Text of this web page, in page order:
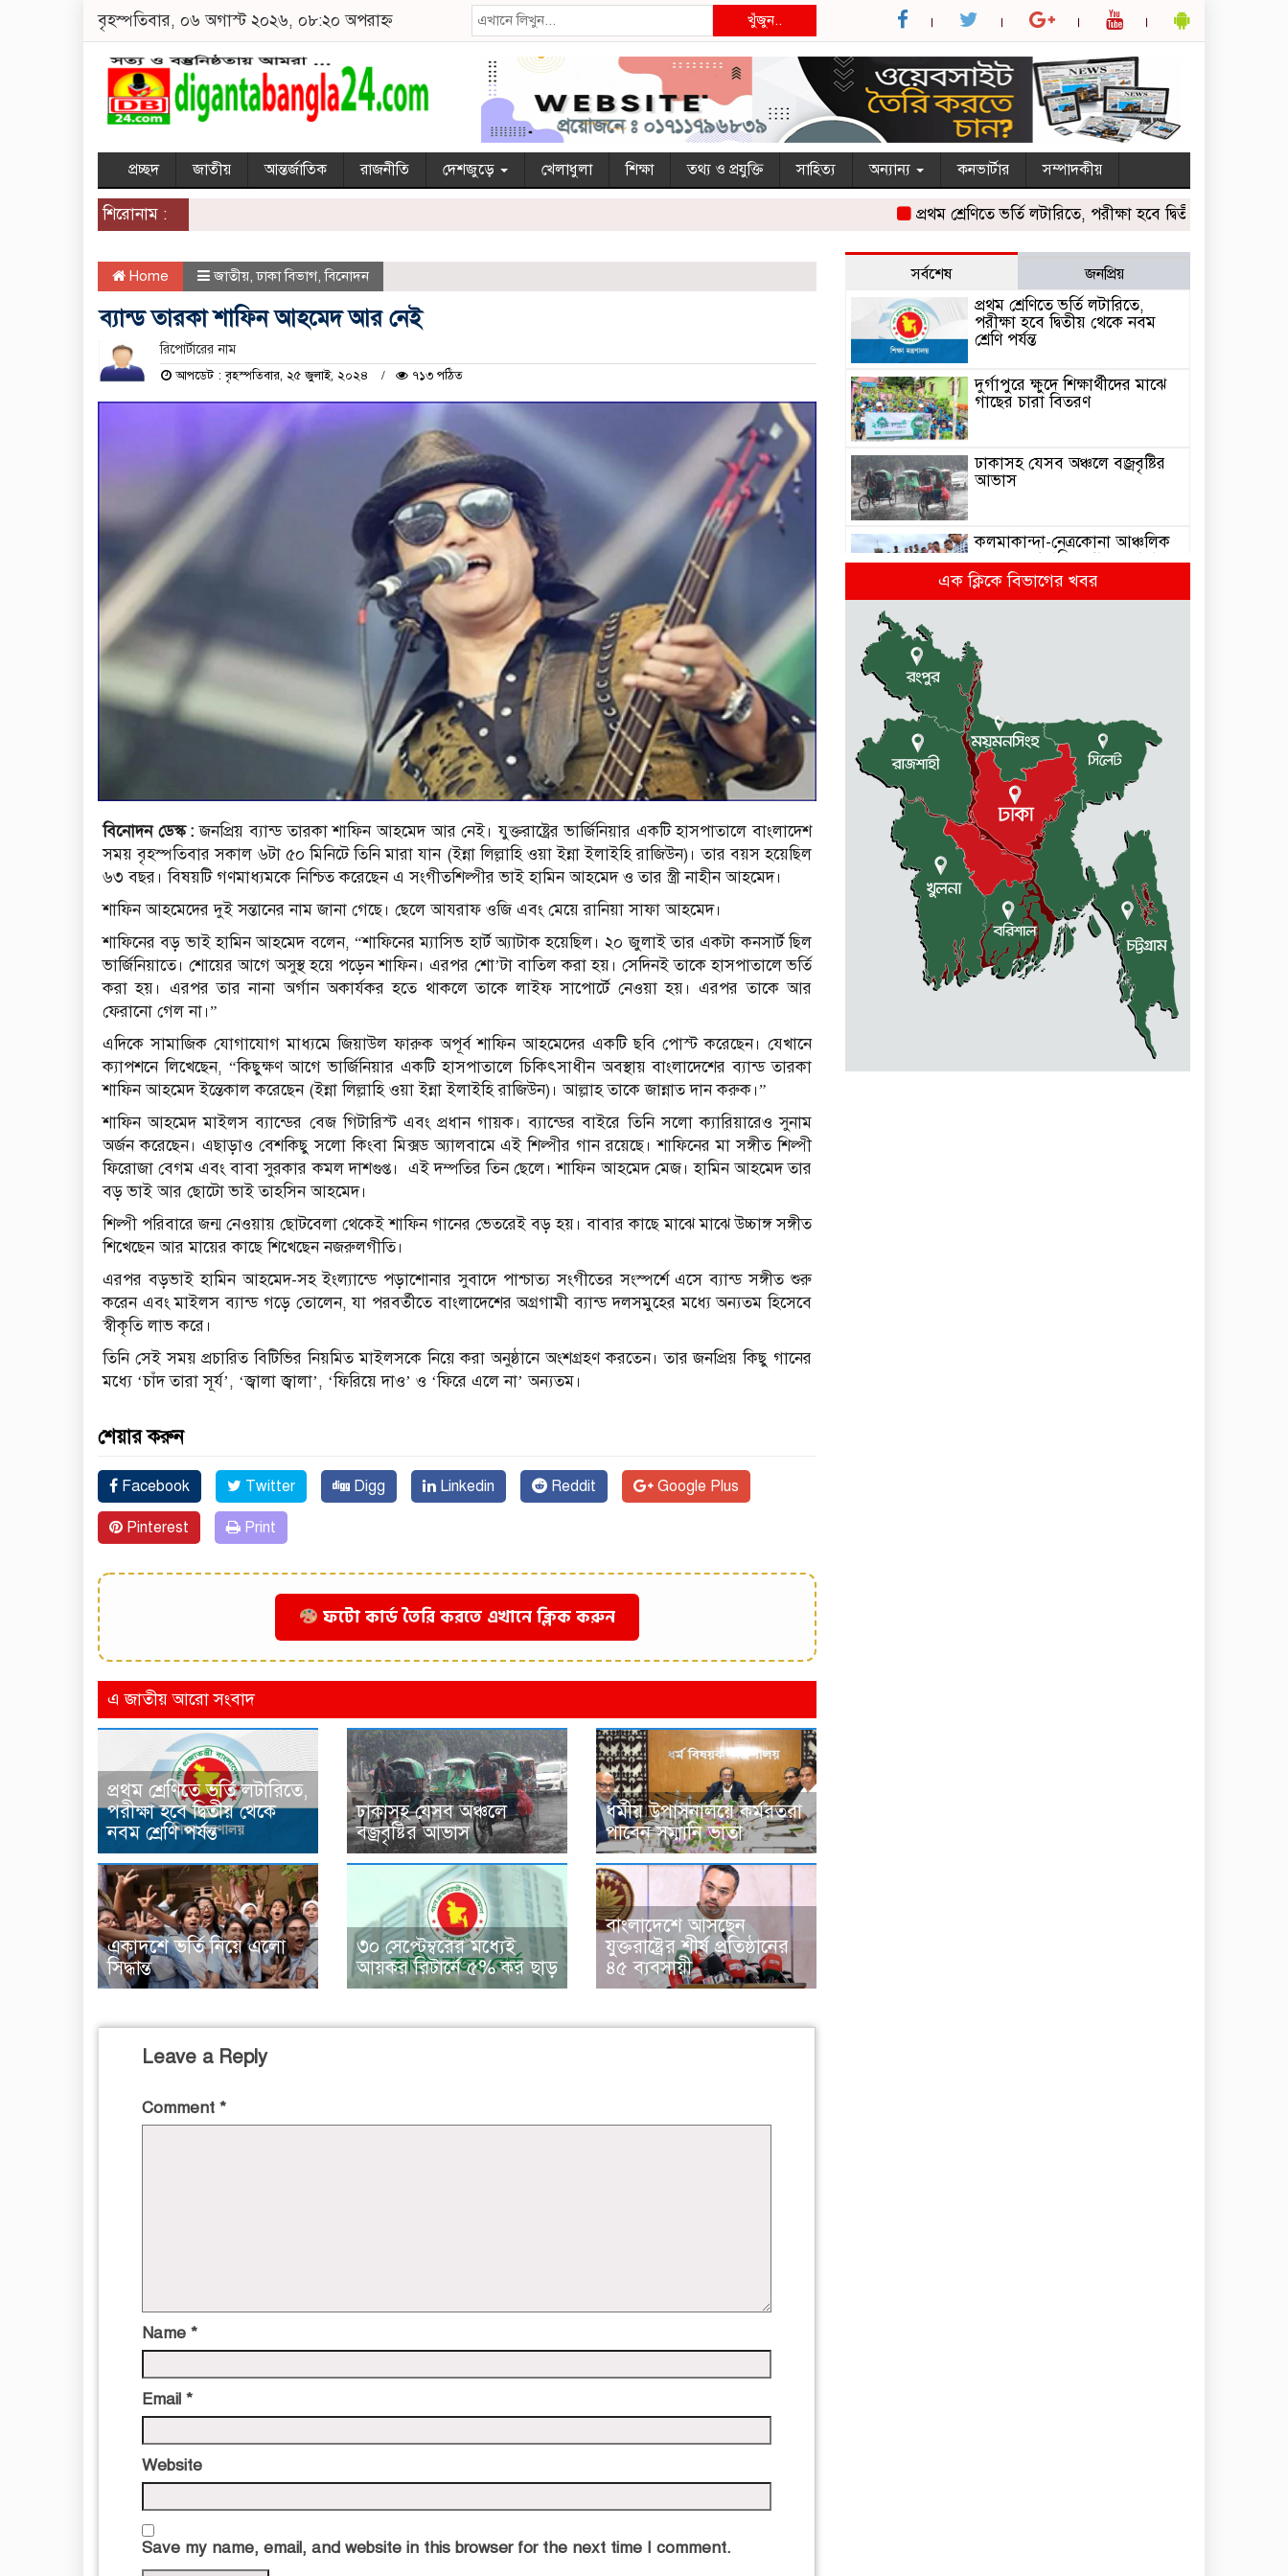
বৃহস্পতিবার, ০৬ অগাস্ট ২০২৬, ০৮:২০ অপরাহ্ন খুঁজুন..
প্রচ্ছদ জাতীয় আন্তর্জাতিক রাজনীতি দেশজুড়ে খেলাধুলা শিক্ষা তথ্য ও প্রযুক্তি সাহিত্য অন্যান্য কনভার্টার সম্পাদকীয়
শিরোনাম : প্রথম শ্রেণিতে ভর্তি লটারিতে, পরীক্ষা হবে দ্বিতীয় থেকে নবম শ্রেণি
Home জাতীয়,ঢাকা বিভাগ,বিনোদন
ব্যান্ড তারকা শাফিন আহমেদ আর নেই
রিপোর্টারের নাম
আপডেট : বৃহস্পতিবার, ২৫ জুলাই, ২০২৪ ৭১৩ পঠিত
বিনোদন ডেস্ক : জনপ্রিয় ব্যান্ড তারকা শাফিন আহমেদ আর নেই। যুক্তরাষ্ট্রের ভার্জিনিয়ার একটি হাসপাতালে বাংলাদেশ
সময় বৃহস্পতিবার সকাল ৬টা ৫০ মিনিটে তিনি মারা যান (ইন্না লিল্লাহি ওয়া ইন্না ইলাইহি রাজিউন)। তার বয়স হয়েছিল
৬৩ বছর। বিষয়টি গণমাধ্যমকে নিশ্চিত করেছেন এ সংগীতশিল্পীর ভাই হামিন আহমেদ ও তার স্ত্রী নাহীন আহমেদ।
শাফিন আহমেদের দুই সন্তানের নাম জানা গেছে। ছেলে আযরাফ ওজি এবং মেয়ে রানিয়া সাফা আহমেদ।
শাফিনের বড় ভাই হামিন আহমেদ বলেন, “শাফিনের ম্যাসিভ হার্ট অ্যাটাক হয়েছিল। ২০ জুলাই তার একটা কনসার্ট ছিল
ভার্জিনিয়াতে। শোয়ের আগে অসুস্থ হয়ে পড়েন শাফিন। এরপর শো’টা বাতিল করা হয়। সেদিনই তাকে হাসপাতালে ভর্তি
করা হয়। এরপর তার নানা অর্গান অকার্যকর হতে থাকলে তাকে লাইফ সাপোর্টে নেওয়া হয়। এরপর তাকে আর
ফেরানো গেল না।”
এদিকে সামাজিক যোগাযোগ মাধ্যমে জিয়াউল ফারুক অপূর্ব শাফিন আহমেদের একটি ছবি পোস্ট করেছেন। যেখানে
ক্যাপশনে লিখেছেন, “কিছুক্ষণ আগে ভার্জিনিয়ার একটি হাসপাতালে চিকিৎসাধীন অবস্থায় বাংলাদেশের ব্যান্ড তারকা
শাফিন আহমেদ ইন্তেকাল করেছেন (ইন্না লিল্লাহি ওয়া ইন্না ইলাইহি রাজিউন)। আল্লাহ তাকে জান্নাত দান করুক।”
শাফিন আহমেদ মাইলস ব্যান্ডের বেজ গিটারিস্ট এবং প্রধান গায়ক। ব্যান্ডের বাইরে তিনি সলো ক্যারিয়ারেও সুনাম
অর্জন করেছেন। এছাড়াও বেশকিছু সলো কিংবা মিক্সড অ্যালবামে এই শিল্পীর গান রয়েছে। শাফিনের মা সঙ্গীত শিল্পী
ফিরোজা বেগম এবং বাবা সুরকার কমল দাশগুপ্ত। এই দম্পতির তিন ছেলে। শাফিন আহমেদ মেজ। হামিন আহমেদ তার
বড় ভাই আর ছোটো ভাই তাহসিন আহমেদ।
শিল্পী পরিবারে জন্ম নেওয়ায় ছোটবেলা থেকেই শাফিন গানের ভেতরেই বড় হয়। বাবার কাছে মাঝে মাঝে উচ্চাঙ্গ সঙ্গীত
শিখেছেন আর মায়ের কাছে শিখেছেন নজরুলগীতি।
এরপর বড়ভাই হামিন আহমেদ-সহ ইংল্যান্ডে পড়াশোনার সুবাদে পাশ্চাত্য সংগীতের সংস্পর্শে এসে ব্যান্ড সঙ্গীত শুরু
করেন এবং মাইলস ব্যান্ড গড়ে তোলেন, যা পরবর্তীতে বাংলাদেশের অগ্রগামী ব্যান্ড দলসমুহের মধ্যে অন্যতম হিসেবে
স্বীকৃতি লাভ করে।
তিনি সেই সময় প্রচারিত বিটিভির নিয়মিত মাইলসকে নিয়ে করা অনুষ্ঠানে অংশগ্রহণ করতেন। তার জনপ্রিয় কিছু গানের
মধ্যে ‘চাঁদ তারা সূর্য’, ‘জ্বালা জ্বালা’, ‘ফিরিয়ে দাও’ ও ‘ফিরে এলে না’ অন্যতম।
শেয়ার করুন
Facebook Twitter Digg Linkedin Reddit Google Plus
Pinterest Print
ফটো কার্ড তৈরি করতে এখানে ক্লিক করুন
এ জাতীয় আরো সংবাদ
প্রথম শ্রেণিতে ভর্তি লটারিতে,
পরীক্ষা হবে দ্বিতীয় থেকে
নবম শ্রেণি পর্যন্ত
ঢাকাসহ যেসব অঞ্চলে
বজ্রবৃষ্টির আভাস
ধর্মীয় উপাসনালয়ে কর্মরতরা
পাবেন সম্মানি ভাতা
একাদশে ভর্তি নিয়ে এলো
সিদ্ধান্ত
৩০ সেপ্টেম্বরের মধ্যেই
আয়কর রিটার্নে ৫% কর ছাড়
বাংলাদেশে আসছেন
যুক্তরাষ্ট্রের শীর্ষ প্রতিষ্ঠানের
৪৫ ব্যবসায়ী
Leave a Reply
Comment *
Name *
Email *
Website
Save my name, email, and website in this browser for the next time I comment.
সর্বশেষ জনপ্রিয়
প্রথম শ্রেণিতে ভর্তি লটারিতে,
পরীক্ষা হবে দ্বিতীয় থেকে নবম
শ্রেণি পর্যন্ত
দুর্গাপুরে ক্ষুদে শিক্ষার্থীদের মাঝে
গাছের চারা বিতরণ
ঢাকাসহ যেসব অঞ্চলে বজ্রবৃষ্টির
আভাস
কলমাকান্দা-নেত্রকোনা আঞ্চলিক
সড়কে ৫ শতাধিক গাছের চারা
রোপণ
জুলাই গণঅভ্যুত্থান দিবস উপলক্ষে
কলমাকান্দায় আলোচনা সভা ও
সংবর্ধনা অনুষ্ঠিত
ধর্মীয় উপাসনালয়ে কর্মরতরা
পাবেন সম্মানি ভাতা
বকেয়া মজুরির দাবিতে শ্রমিকদের
বিক্ষোভ ও মানবন্ধন
একাদশে ভর্তি নিয়ে এলো সিদ্ধান্ত
জুলাই-আগষ্ট আন্দোলনে শহীদদের
স্মরণে : স্পীকারের বৃক্ষরোপণ
এক ক্লিকে বিভাগের খবর